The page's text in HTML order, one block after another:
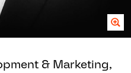
& Marketing,